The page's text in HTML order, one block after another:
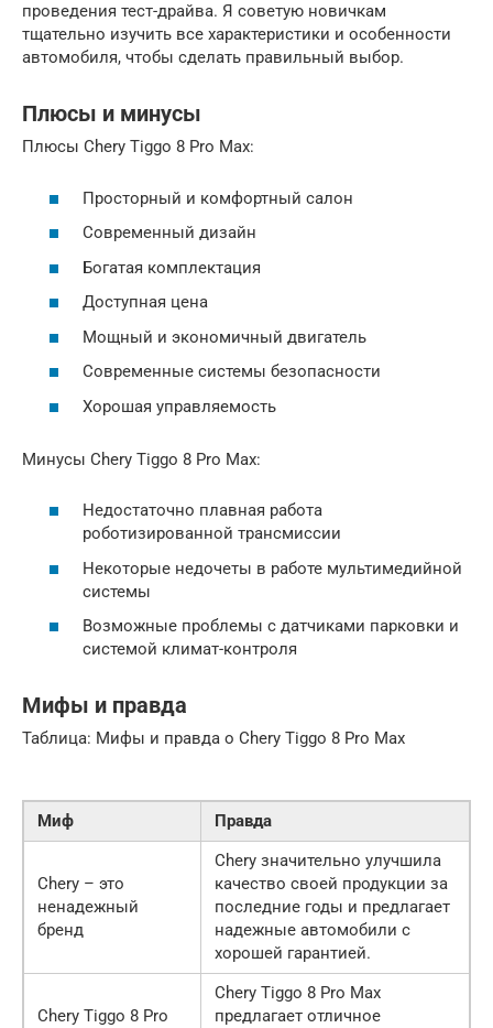
проведения тест-драйва. Я советую новичкам
тщательно изучить все характеристики и особенности
автомобиля, чтобы сделать правильный выбор.
Плюсы и минусы
Плюсы Chery Tiggo 8 Pro Max:
Просторный и комфортный салон
Современный дизайн
Богатая комплектация
Доступная цена
Мощный и экономичный двигатель
Современные системы безопасности
Хорошая управляемость
Минусы Chery Tiggo 8 Pro Max:
Недостаточно плавная работа
роботизированной трансмиссии
Некоторые недочеты в работе мультимедийной
системы
Возможные проблемы с датчиками парковки и
системой климат-контроля
Мифы и правда
Таблица: Мифы и правда о Chery Tiggo 8 Pro Max
Миф Правда
Chery – это
ненадежный
бренд
Chery значительно улучшила
качество своей продукции за
последние годы и предлагает
надежные автомобили с
хорошей гарантией.
Chery Tiggo 8 Pro
Chery Tiggo 8 Pro Max
предлагает отличное